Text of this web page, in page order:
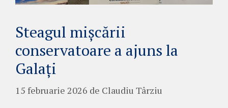
Steagul mișcării
conservatoare a ajuns la
Galați
15 februarie 2026 de Claudiu Târziu